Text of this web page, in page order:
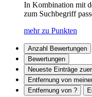
In Kombination mit
zum Suchbegriff
mehr zu Punkten
Anzahl Bewertungen
Bewertungen
Neueste Einträge
Entfernung von
Entfernung von ?